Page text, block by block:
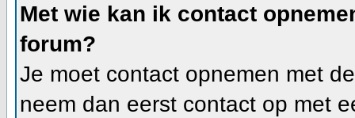
Met wie kan ik contact
forum?
Je moet contact opnemen met
neem dan eerst contact op met